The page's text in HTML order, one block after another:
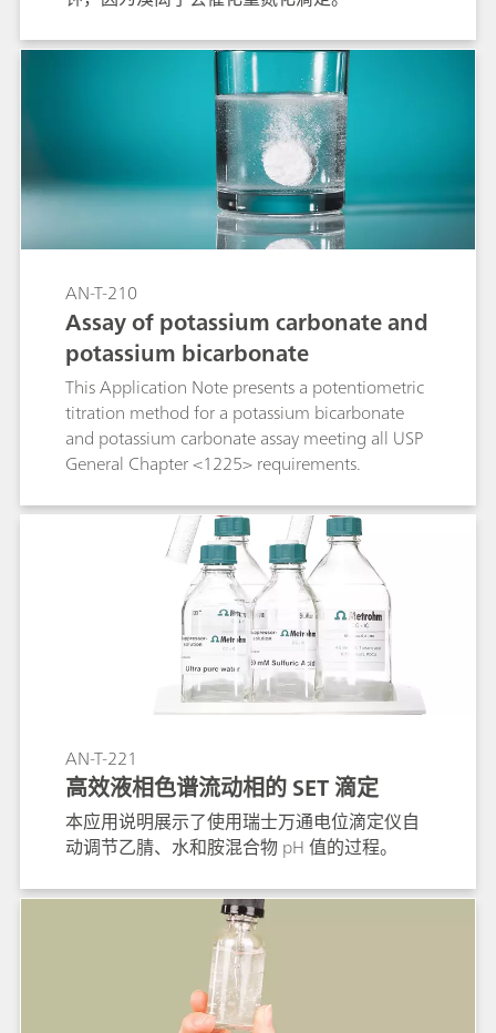
AN-T-210
Assay of potassium carbonate and
potassium bicarbonate
This Application Note presents a potentiometric
titration method for a potassium bicarbonate
and potassium carbonate assay meeting all USP
General Chapter <1225> requirements.
AN-T-221
高效液相色谱流动相的 SET 滴定
本应用说明展示了使用瑞士万通电位滴定仪自
动调节乙腈、水和胺混合物 pH 值的过程。